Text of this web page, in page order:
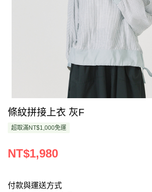
條紋拼接上衣 灰F
超取滿NT$1,000免運
NT$1,980
付款與運送方式